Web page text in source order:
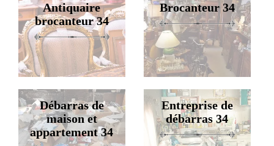
Antiquaire
brocanteur 34
Brocanteur 34
Débarras de
maison et
appartement 34
Entreprise de
débarras 34